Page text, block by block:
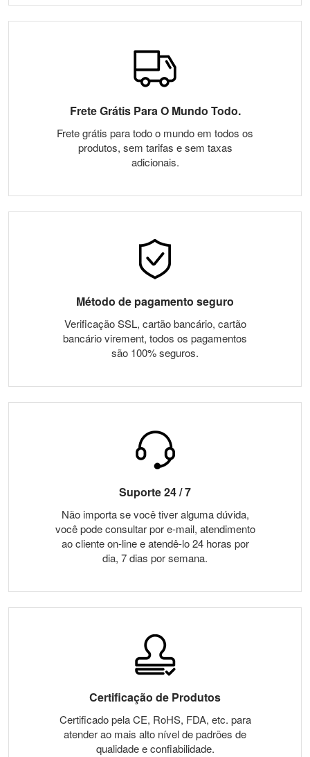
Frete Grátis Para O Mundo Todo.
Frete grátis para todo o mundo em todos os
produtos, sem tarifas e sem taxas
adicionais.
Método de pagamento seguro
Verificação SSL, cartão bancário, cartão
bancário virement, todos os pagamentos
são 100% seguros.
Suporte 24 / 7
Não importa se você tiver alguma dúvida,
você pode consultar por e-mail, atendimento
ao cliente on-line e atendê-lo 24 horas por
dia, 7 dias por semana.
Certificação de Produtos
Certificado pela CE, RoHS, FDA, etc. para
atender ao mais alto nível de padrões de
qualidade e confiabilidade.